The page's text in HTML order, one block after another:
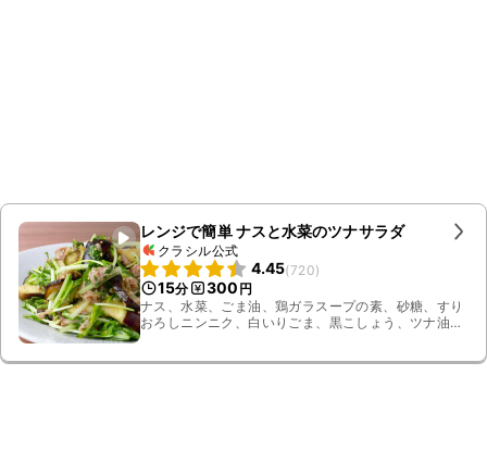
レンジで簡単 ナスと水菜のツナサラダ
クラシル公式
4.45(720)
15分 300 円
ナス、水菜、ごま油、鶏ガラスープの素、砂糖、すり
おろしニンニク、白いりごま、黒こしょう、ツナ油漬